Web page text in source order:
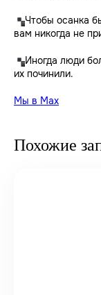
Чтобы осанка
вам никогда не
Иногда люди
их починили.
Мы в Max
Похожие